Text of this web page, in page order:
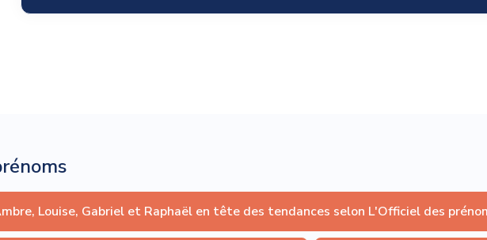
Louise, Gabriel et Raphaël en tête des tendances selon L'Officiel des